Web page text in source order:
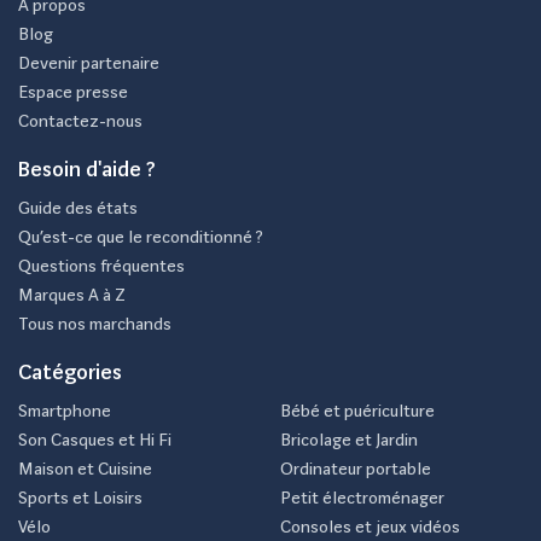
vous pouvez accéder à des technologies de pointe tout en
réduisant votre empreinte carbone. Grâce à un processus
de reconditionnement rigoureux, ces appareils sont remis
acheteurs une qualité proche du neuf.
De plus, opter pour un modèle reconditionné permet de
réaliser des économies substantielles par rapport à
l'achat d'un appareil neuf. Les prix peuvent varier entre 20
performant et fiable. C'est une opportunité parfaite pour
les étudiants, les freelances ou même les professionnels
qui souhaitent disposer d'un équipement de haut niveau
À propos
Blog
Devenir partenaire
Espace presse
Contactez-nous
Besoin d'aide ?
Guide des états
Qu’est-ce que le reconditionné ?
Questions fréquentes
Marques A à Z
Tous nos marchands
Catégories
Smartphone
Son Casques et Hi Fi
Maison et Cuisine
Sports et Loisirs
Vélo
Bébé et puériculture
Bricolage et Jardin
Ordinateur portable
Petit électroménager
Consoles et jeux vidéos